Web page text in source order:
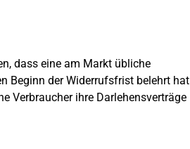
dass eine am Markt übliche
Beginn der Widerrufsfrist belehrt hat
Verbraucher ihre Darlehensverträge